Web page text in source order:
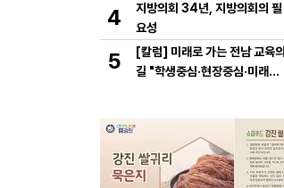
4
지방의회 34년, 지방의회의 필
요성
5
[칼럼] 미래로 가는 전남 교육의
길 "학생중심·현장중심·미래중